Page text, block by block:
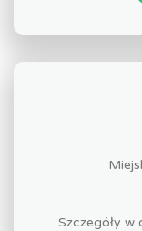
Szczegóły w